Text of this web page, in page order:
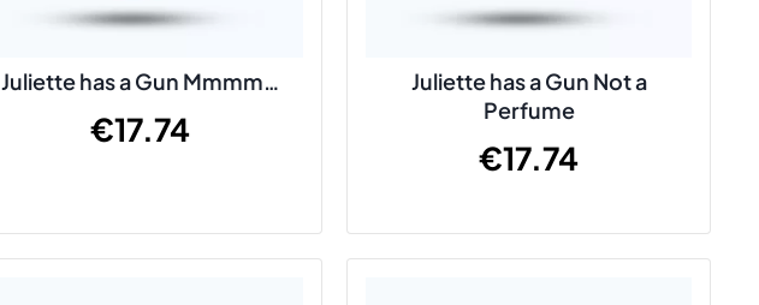
Juliette has a Gun Mmmm…
€17.74
Juliette has a Gun Not a
Perfume
€17.74